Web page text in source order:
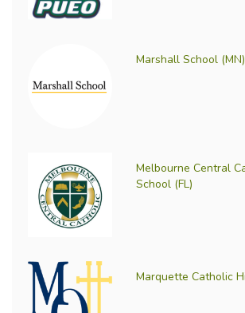
Marshall School (MN)
Melbourne Central
School (FL)
Marquette Catholic